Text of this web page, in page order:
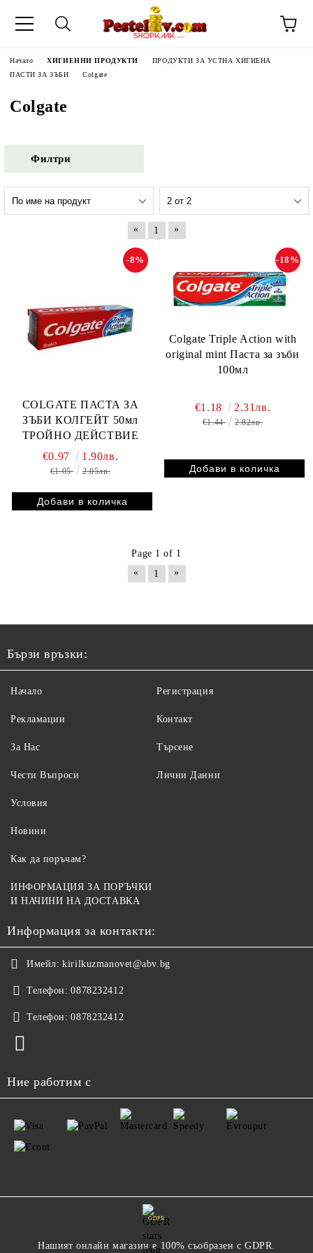
Начало ХИГИЕННИ ПРОДУКТИ
ПРОДУКТИ ЗА УСТНА ХИГИЕНА
ПАСТИ ЗА ЗЪБИ
Colgate
Colgate
Филтри
« 1 »
COLGATE ПАСТА ЗА
ЗЪБИ КОЛГЕЙТ 50мл
ТРОЙНО ДЕЙСТВИЕ
-8%
€0.97 1.90лв.
€1.05 2.05лв.
Colgate Triple Action with
original mint Паста за зъби
100мл
-18%
€1.18 2.31лв.
€1.44 2.82лв.
Page 1 of 1
«
1 »
Бързи връзки:
Начало
Рекламации
За Нас
Чести Въпроси
Регистрация
Контакт
Търсене
Лични Данни
Условия
Новини
Как да поръчам?
ИНФОРМАЦИЯ ЗА ПОРЪЧКИ
И НАЧИНИ НА ДОСТАВКА
Информация за контакти:
Имейл: kirilkuzmanovet@abv.bg
Телефон: 0878232412
Телефон: 0878232412
Ние работим с
GDPR
Нашият онлайн магазин е 100% съобразен с GDPR.